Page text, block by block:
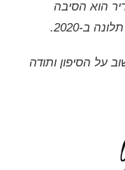
הוא הסיבה
ב-2020.
על הסיפון ותודה